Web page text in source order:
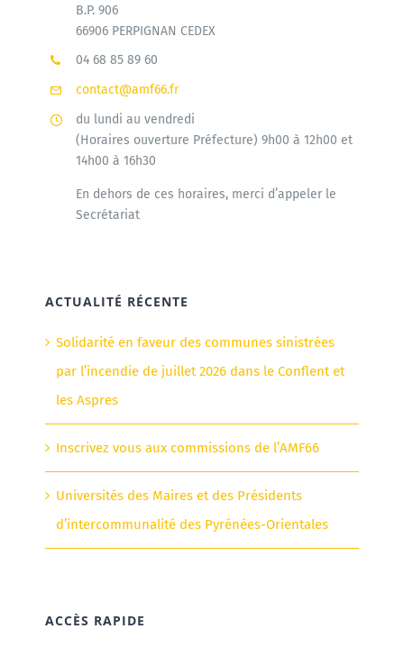
B.P. 906
66906 PERPIGNAN CEDEX
04 68 85 89 60
contact@amf66.fr
du lundi au vendredi
(Horaires ouverture Préfecture) 9h00 à 12h00 et
14h00 à 16h30
En dehors de ces horaires, merci d’appeler le
Secrétariat
ACTUALITÉ RÉCENTE
Solidarité en faveur des communes sinistrées
par l’incendie de juillet 2026 dans le Conflent et
les Aspres
Inscrivez vous aux commissions de l’AMF66
Universités des Maires et des Présidents
d’intercommunalité des Pyrénées-Orientales
ACCÈS RAPIDE